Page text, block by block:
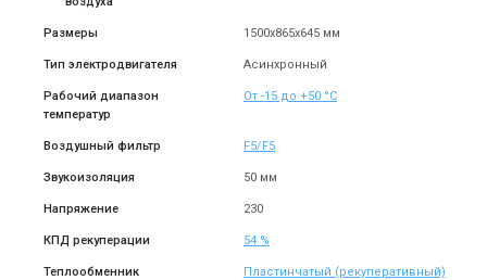
Размеры 1500x865x645 мм
Тип электродвигателя Асинхронный
Рабочий диапазон
температур
От -15 до +50 °С
Воздушный фильтр F5/F5
Звукоизоляция 50 мм
Напряжение 230
КПД рекуперации 54 %
Теплообменник Пластинчатый (рекуперативный)